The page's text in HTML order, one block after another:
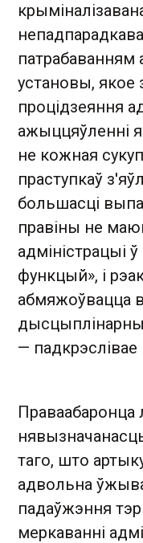
патрабаванням
установы, якое
процідзеяння
ажыццяўленні
не кожная
праступкаў
большасці
правіны не
адміністрацыі
функцый», і
абмяжоўвацца
—
Праваабаронца
таго, што
адвольна
падаўжэння
меркаванні